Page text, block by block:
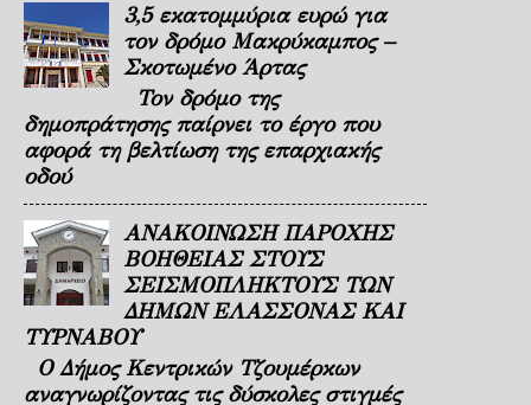
3,5 εκατομμύρια ευρώ για
τον δρόμο Μακρύκαμπος –
Σκοτωμένο Άρτας
Τον δρόμο της
δημοπράτησης παίρνει το έργο που
αφορά τη βελτίωση της επαρχιακής
οδού
ΑΝΑΚΟΙΝΩΣΗ ΠΑΡΟΧΗΣ
ΒΟΗΘΕΙΑΣ ΣΤΟΥΣ
ΣΕΙΣΜΟΠΛΗΚΤΟΥΣ ΤΩΝ
ΔΗΜΩΝ ΕΛΑΣΣΟΝΑΣ ΚΑΙ
ΤΥΡΝΑΒΟΥ
Ο Δήμος Κεντρικών Τζουμέρκων
αναγνωρίζοντας τις δύσκολες στιγμές